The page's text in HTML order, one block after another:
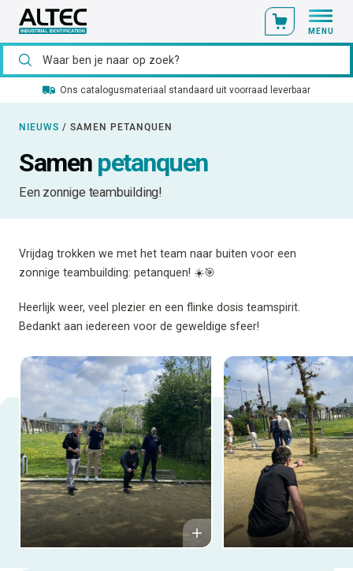
MENU
Ons catalogusmateriaal standaard uit voorraad leverbaar
NIEUWS / SAMEN PETANQUEN
Samen petanquen
Een zonnige teambuilding!
Vrijdag trokken we met het team naar buiten voor een
zonnige teambuilding: petanquen! ☀️🎯
Heerlijk weer, veel plezier en een flinke dosis teamspirit.
Bedankt aan iedereen voor de geweldige sfeer!